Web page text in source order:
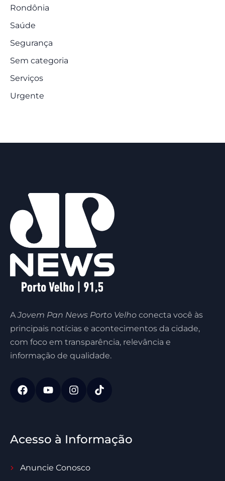
Rondônia
Saúde
Segurança
Sem categoria
Serviços
Urgente
AJovem Pan News Porto Velho conecta você às
principais notícias e acontecimentos da cidade,
com foco em transparência, relevância e
informação de qualidade.
Acesso à Informação
Anuncie Conosco